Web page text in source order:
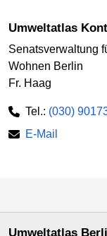
Umweltatlas
Senatsverwaltung
Wohnen Berlin
Fr. Haag
Tel.: (030)
E-Mail
Umweltatlas